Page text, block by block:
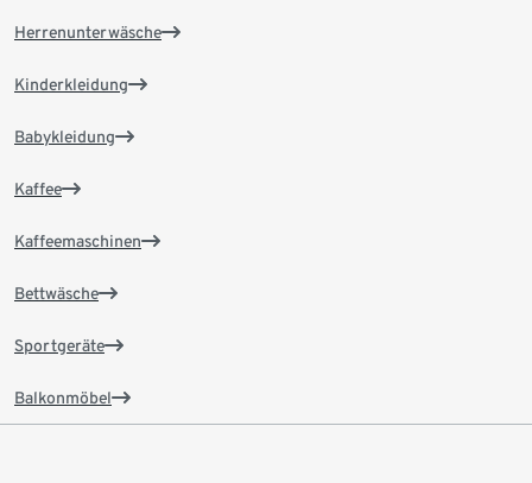
Herrenunterwäsche
Kinderkleidung
Babykleidung
Kaffee
Kaffeemaschinen
Bettwäsche
Sportgeräte
Balkonmöbel